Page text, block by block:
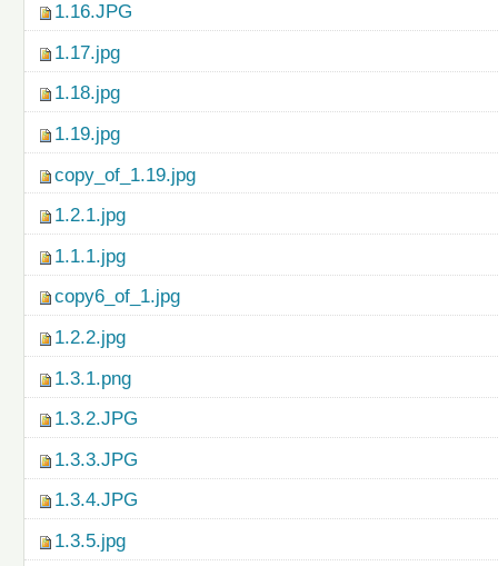
1.16.JPG
1.17.jpg
1.18.jpg
1.19.jpg
copy_of_1.19.jpg
1.2.1.jpg
1.1.1.jpg
copy6_of_1.jpg
1.2.2.jpg
1.3.1.png
1.3.2.JPG
1.3.3.JPG
1.3.4.JPG
1.3.5.jpg